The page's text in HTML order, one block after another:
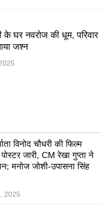
के घर नवरोज की धूम, परिवार
जश्न
विनोद चौधरी की फिल्म
पोस्टर जारी, CM रेखा गुप्ता ने
मनोज जोशी-उपासना सिंह
2025